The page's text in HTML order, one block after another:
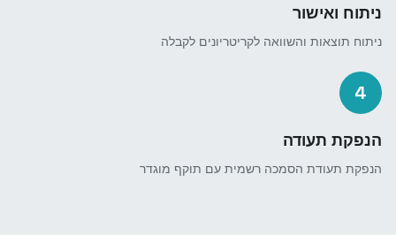
ניתוח ואישור
ניתוח תוצאות והשוואה לקריטריונים לקבלה
4
הנפקת תעודה
הנפקת תעודת הסמכה רשמית עם תוקף מוגדר